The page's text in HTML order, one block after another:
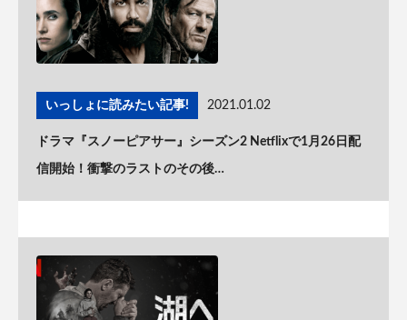
いっしょに読みたい記事! 2021.01.02
ドラマ『スノーピアサー』シーズン2 Netflixで1月26日配
信開始！衝撃のラストのその後…